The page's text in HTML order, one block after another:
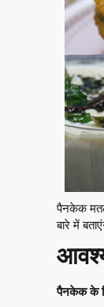
पैनकेक
बारे में
पैनकेक के